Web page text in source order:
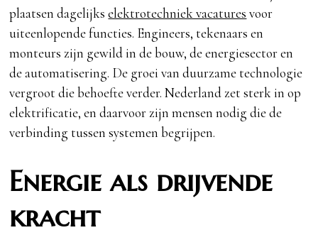
plaatsen dagelijkselektrotechniek vacatures voor
uiteenlopende functies. Engineers, tekenaars en
monteurs zijn gewild in de bouw, de energiesector en
de automatisering. De groei van duurzame technologie
vergroot die behoefte verder. Nederland zet sterk in op
elektrificatie, en daarvoor zijn mensen nodig die de
verbinding tussen systemen begrijpen.
Energie als drijvende
kracht